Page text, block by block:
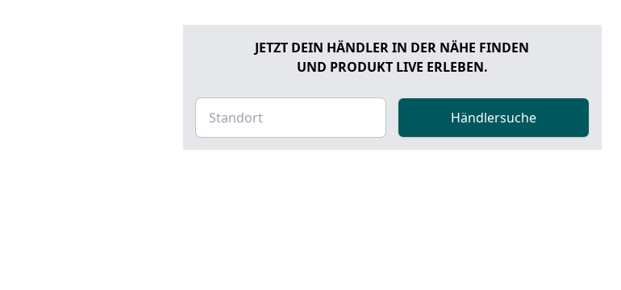
JETZT DEIN HÄNDLER IN DER NÄHE FINDEN
UND PRODUKT LIVE ERLEBEN.
Händlersuche